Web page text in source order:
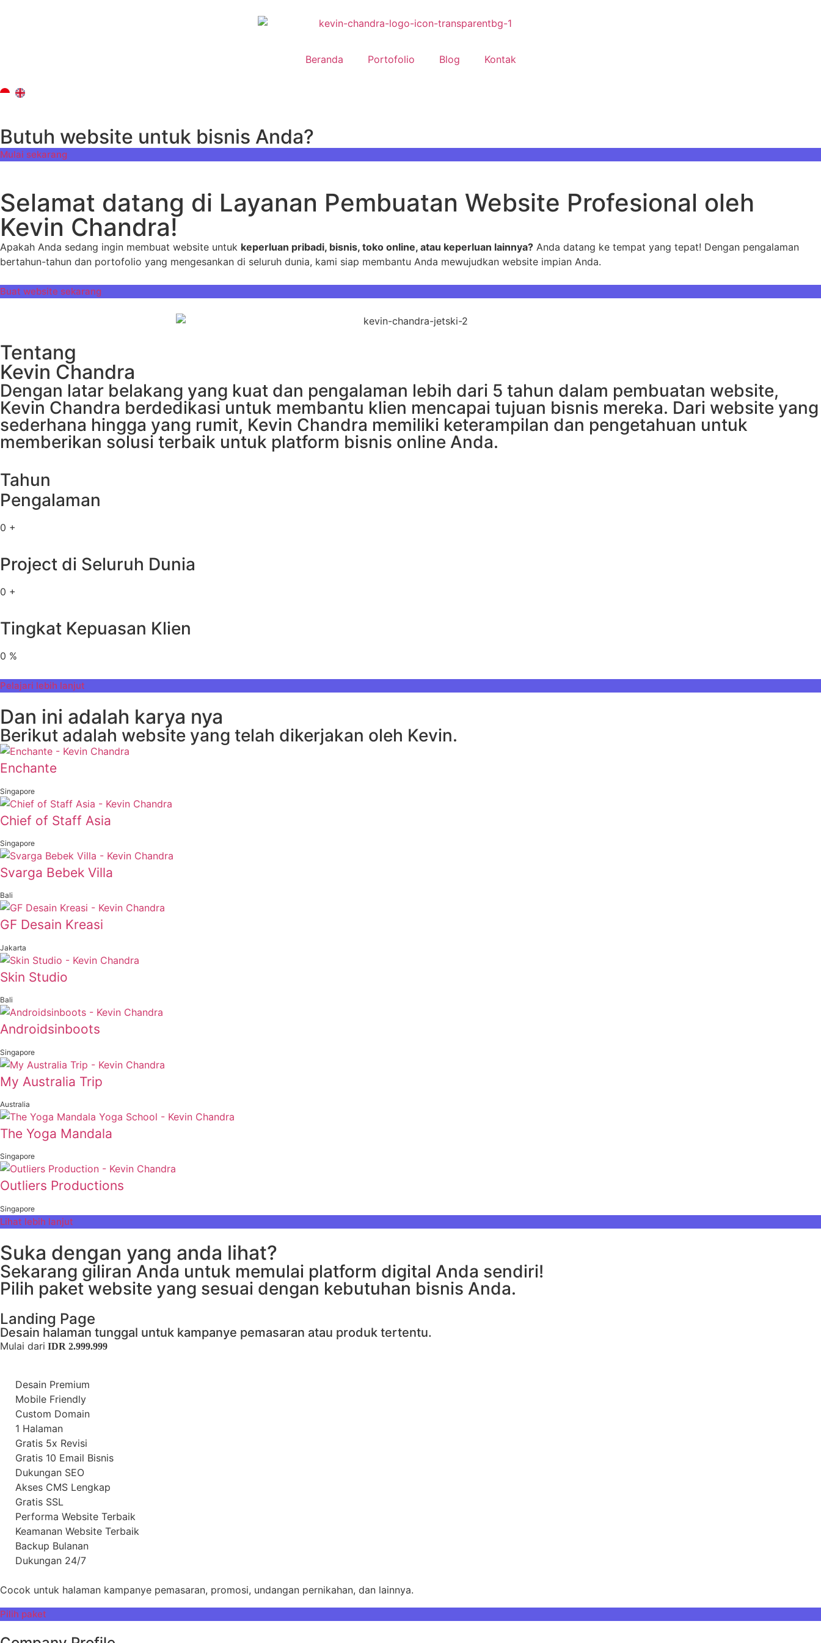
Beranda Portofolio Blog Kontak
Butuh website untuk bisnis Anda?
Mulai sekarang
Selamat datang di Layanan Pembuatan Website Profesional oleh
Kevin Chandra!
Apakah Anda sedang ingin membuat website untuk keperluan pribadi, bisnis, toko online, atau keperluan lainnya? Anda datang ke tempat yang tepat! Dengan pengalaman
bertahun-tahun dan portofolio yang mengesankan di seluruh dunia, kami siap membantu Anda mewujudkan website impian Anda.
Buat website sekarang
Tentang
Kevin Chandra
Dengan latar belakang yang kuat dan pengalaman lebih dari 5 tahun dalam pembuatan website,
Kevin Chandra berdedikasi untuk membantu klien mencapai tujuan bisnis mereka. Dari website yang
sederhana hingga yang rumit, Kevin Chandra memiliki keterampilan dan pengetahuan untuk
memberikan solusi terbaik untuk platform bisnis online Anda.
Tahun
Pengalaman
0 +
Project di Seluruh Dunia
0 +
Tingkat Kepuasan Klien
0 %
Pelajari lebih lanjut
Dan ini adalah karya nya
Berikut adalah website yang telah dikerjakan oleh Kevin.
Enchante
Singapore
Chief of Staff Asia
Singapore
Svarga Bebek Villa
Bali
GF Desain Kreasi
Jakarta
Skin Studio
Bali
Androidsinboots
Singapore
My Australia Trip
Australia
The Yoga Mandala
Singapore
Outliers Productions
Singapore
Lihat lebih lanjut
Suka dengan yang anda lihat?
Sekarang giliran Anda untuk memulai platform digital Anda sendiri!
Pilih paket website yang sesuai dengan kebutuhan bisnis Anda.
Landing Page
Desain halaman tunggal untuk kampanye pemasaran atau produk tertentu.
Mulai dari IDR 2.999.999
Desain Premium
Mobile Friendly
Custom Domain
1 Halaman
Gratis 5x Revisi
Gratis 10 Email Bisnis
Dukungan SEO
Akses CMS Lengkap
Gratis SSL
Performa Website Terbaik
Keamanan Website Terbaik
Backup Bulanan
Dukungan 24/7
Cocok untuk halaman kampanye pemasaran, promosi, undangan pernikahan, dan lainnya.
Pilih paket